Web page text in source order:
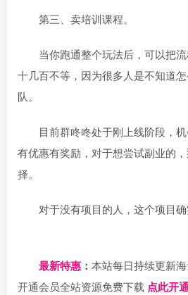
第三、卖培训课程。
当你跑通整个玩法后，可以把
十几百不等，因为很多人是不知道
队。
目前群咚咚处于刚上线阶段，
有优惠有奖励，对于想尝试副业的
择。
对于没有项目的人，这个项目确
最新特惠 ： 本站每日持续更新
开通会员全站资源免费下载 点此开